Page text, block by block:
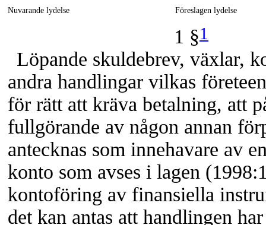
Nuvarande lydelse Föreslagen lydelse
1 §1
Löpande skuldebrev, växlar,
andra handlingar vilkas
för rätt att kräva betalning, att
fullgörande av någon annan
antecknas som innehavare av
konto som avses i lagen
kontoföring av finansiella
det kan antas att handlingen